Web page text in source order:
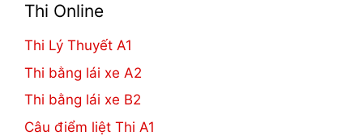
Thi Online
Thi Lý Thuyết A1
Thi bằng lái xe A2
Thi bằng lái xe B2
Câu điểm liệt Thi A1